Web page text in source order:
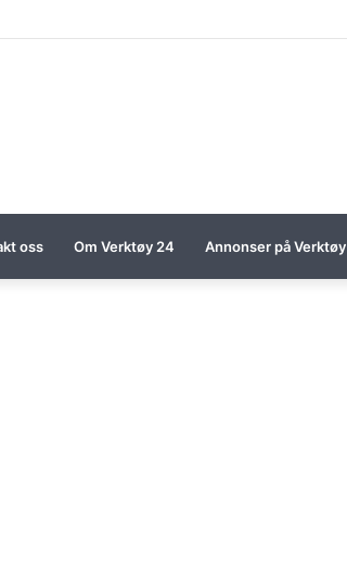
billigere
oss Om Verktøy 24 Annonser på